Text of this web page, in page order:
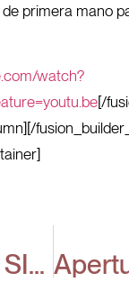
primera mano
watch?
[/
Apertura SIRENIS Hotel CLUB AURA